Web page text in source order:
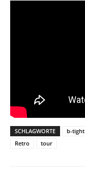
SCHLAGWORTE b-tight
Retro
tour